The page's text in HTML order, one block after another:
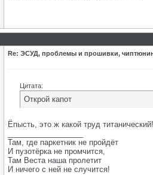
Re: ЭСУД, проблемы и прошивки,
Цитата:
Открой капот
Ёпысть, это ж какой труд
Там, где паркетник не пройдёт
И пузотёрка не промчится,
Там Веста наша пролетит
И ничего с ней не случится!